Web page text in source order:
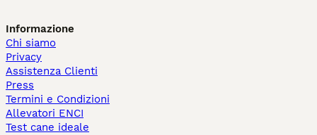
Informazione
Chi siamo
Privacy
Assistenza Clienti
Press
Termini e Condizioni
Allevatori ENCI
Test cane ideale